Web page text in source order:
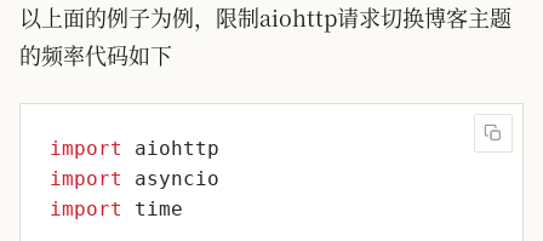
以上面的例子为例，限制aiohttp请求切换博客主题
的频率代码如下
import
aiohttp
import
asyncio
import
time